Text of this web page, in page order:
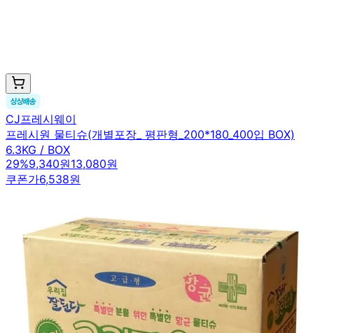
CJ프레시웨이
프레시원 물티슈(개별포장_ 평판형_200*180_400입 BOX)
6.3KG / BOX
29%9,340원13,080원
쿠폰가6,538원